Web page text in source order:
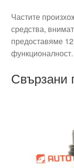
Частите
средства,
предоставяме
функционалност.
Свързани